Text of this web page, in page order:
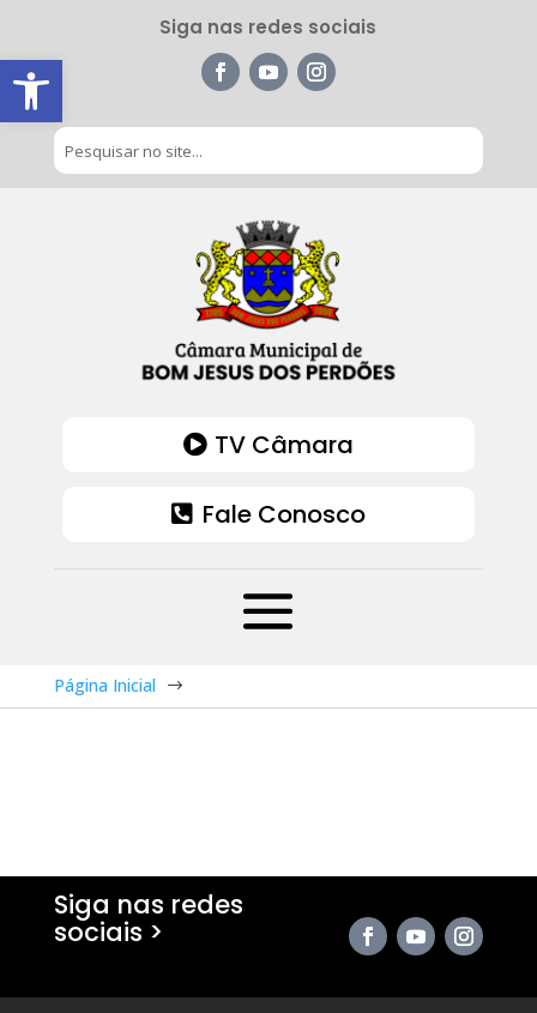
Barra de Ferramentas Aberta
Siga nas redes sociais
TV Câmara
Fale Conosco
Página Inicial $
Siga nas redes
sociais >